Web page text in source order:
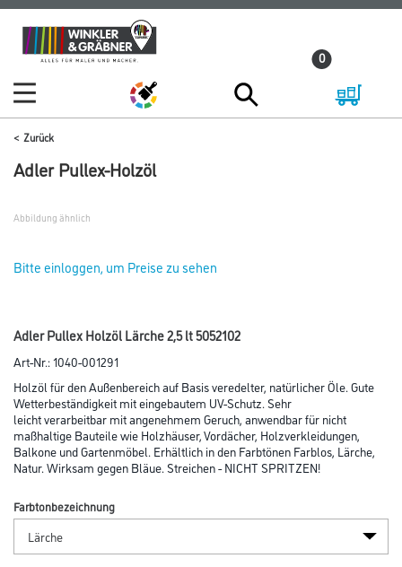
Zum
Inhalt
Zum
Navigationsmenü
0
Zurück
Adler Pullex-Holzöl
Abbildung ähnlich
Bitte einloggen, um Preise zu sehen
Adler Pullex Holzöl Lärche 2,5 lt 5052102
Art-Nr.:1040-001291
Holzöl für den Außenbereich auf Basis veredelter, natürlicher Öle. Gute
Wetterbeständigkeit mit eingebautem UV-Schutz. Sehr
leicht verarbeitbar mit angenehmem Geruch, anwendbar für nicht
maßhaltige Bauteile wie Holzhäuser, Vordächer, Holzverkleidungen,
Balkone und Gartenmöbel. Erhältlich in den Farbtönen Farblos, Lärche,
Natur. Wirksam gegen Bläue. Streichen - NICHT SPRITZEN!
Farbtonbezeichnung